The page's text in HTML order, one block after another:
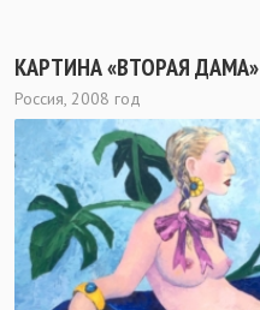
КАРТИНА «ВТОРАЯ ДАМА»
Россия, 2008 год